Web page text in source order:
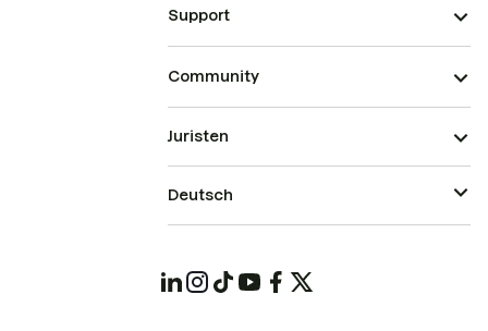
Support
Community
Juristen
Deutsch